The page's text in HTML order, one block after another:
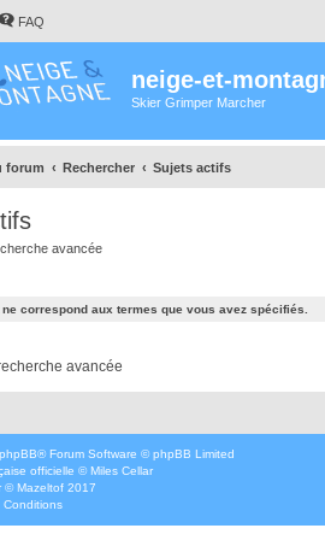
FAQ
neige-et-
Skier Grimper Marcher
forum Rechercher Sujets actifs
avancée
correspond aux termes que vous avez spécifiés.
avancée
phpBB® Forum Software © phpBB Limited
officielle ©Miles Cellar
©Mazeltof 2017
Conditions